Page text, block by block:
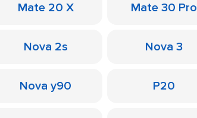
Mate 20 X Mate 30 Pro
Nova 2s Nova 3
Nova y90 P20